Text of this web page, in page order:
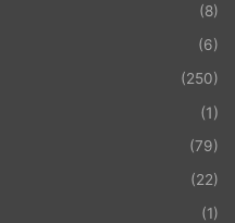
(8)
(6)
(250)
(1)
(79)
(22)
(1)